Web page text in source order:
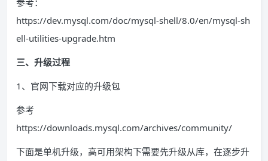
https://dev.mysql.com/doc/mysql-shell/8.0/en/mysql-sh
ell-utilities-upgrade.htm
三、升级过程
1、官网下载对应的升级包
参考
https://downloads.mysql.com/archives/community/
下面是单机升级，高可用架构下需要先升级从库，在逐步升